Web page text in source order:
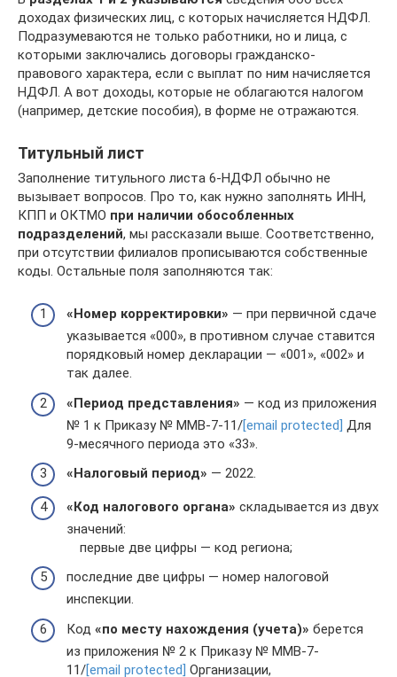
доходах физических лиц, с которых начисляется НДФЛ.
Подразумеваются не только работники, но и лица, с
которыми заключались договоры гражданско-
правового характера, если с выплат по ним начисляется
НДФЛ. А вот доходы, которые не облагаются налогом
(например, детские пособия), в форме не отражаются.
Титульный лист
Заполнение титульного листа 6-НДФЛ обычно не
вызывает вопросов. Про то, как нужно заполнять ИНН,
КПП и ОКТМО при наличии обособленных
подразделений, мы рассказали выше. Соответственно,
при отсутствии филиалов прописываются собственные
коды. Остальные поля заполняются так:
«Номер корректировки» — при первичной сдаче
указывается «000», в противном случае ставится
порядковый номер декларации — «001», «002» и
так далее.
«Период представления» — код из приложения
№ 1 к Приказу № ММВ-7-11/[email protected] Для
9-месячного периода это «33».
«Налоговый период» — 2022.
«Код налогового органа» складывается из двух
значений:
первые две цифры — код региона;
последние две цифры — номер налоговой
инспекции.
Код «по месту нахождения (учета)» берется
из приложения № 2 к Приказу № ММВ-7-
11/[email protected] Организации,